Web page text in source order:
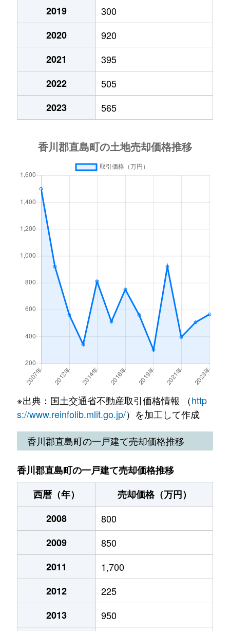
2019
300
2020
920
2021
395
2022
505
2023
565
※出典：国土交通省不動産取引価格情報 （http
s://www.reinfolib.mlit.go.jp/）を加工して作成
香川郡直島町の一戸建て売却価格推移
香川郡直島町の一戸建て売却価格推移
西暦（年）
売却価格（万円）
2008
800
2009
850
2011
1,700
2012
225
2013
950